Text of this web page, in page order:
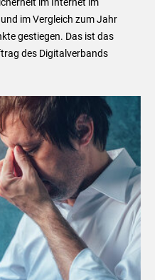
im Internet im
im Vergleich zum Jahr
gestiegen. Das ist das
des Digitalverbands